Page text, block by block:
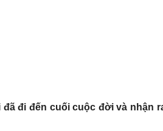
đi đến cuối cuộc đời và nhận